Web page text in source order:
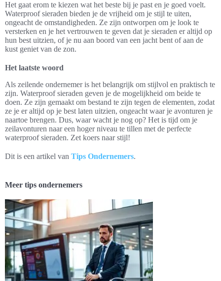
Het gaat erom te kiezen wat het beste bij je past en je goed voelt.
Waterproof sieraden bieden je de vrijheid om je stijl te uiten,
ongeacht de omstandigheden. Ze zijn ontworpen om je look te
versterken en je het vertrouwen te geven dat je sieraden er altijd op
hun best uitzien, of je nu aan boord van een jacht bent of aan de
kust geniet van de zon.
Het laatste woord
Als zeilende ondernemer is het belangrijk om stijlvol en praktisch te
zijn. Waterproof sieraden geven je de mogelijkheid om beide te
doen. Ze zijn gemaakt om bestand te zijn tegen de elementen, zodat
ze je er altijd op je best laten uitzien, ongeacht waar je avonturen je
naartoe brengen. Dus, waar wacht je nog op? Het is tijd om je
zeilavonturen naar een hoger niveau te tillen met de perfecte
waterproof sieraden. Zet koers naar stijl!
Dit is een artikel van Tips Ondernemers.
Meer tips ondernemers